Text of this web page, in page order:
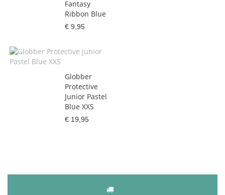
Fantasy
Ribbon Blue
€ 9,95
Globber
Protective
Junior Pastel
Blue XXS
€ 19,95